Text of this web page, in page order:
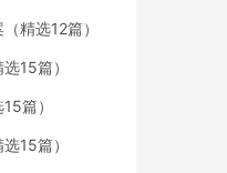
精选12篇）
15篇）
篇）
15篇）